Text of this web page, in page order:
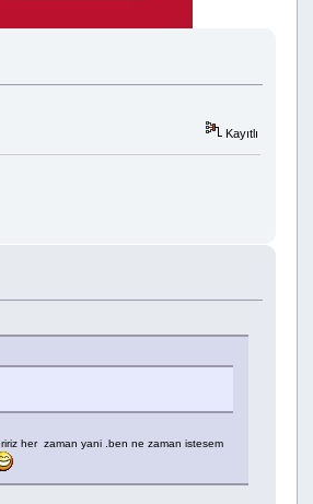
Kayıtlı
her zaman yani .ben ne zaman istesem